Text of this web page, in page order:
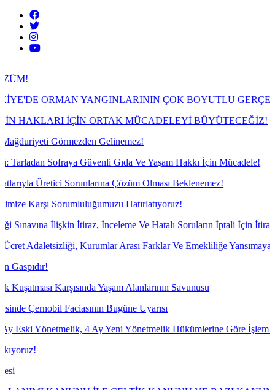
YANGINLARININ ÇOK BOYUTLU GERÇEĞİ
ORTAK MÜCADELEYİ BÜYÜTECEĞİZ!
Gelinemez!
Güvenli Gıda Ve Yaşam Hakkı İçin Mücadele!
Çözüm Olması Beklenemez!
Hatırlatıyoruz!
İnceleme Ve Hatalı Soruların İptali İçin İtiraz Yazılarımızı
Kurumlar Arası Farklar Ve Emekliliğe Yansımayan Gelir Sorunu
Yaşam Alanlarının Savunusu
Bugüne Uyarısı
4 Ay Yeni Yönetmelik Hükümlerine Göre İşlem Tesis Etmesine